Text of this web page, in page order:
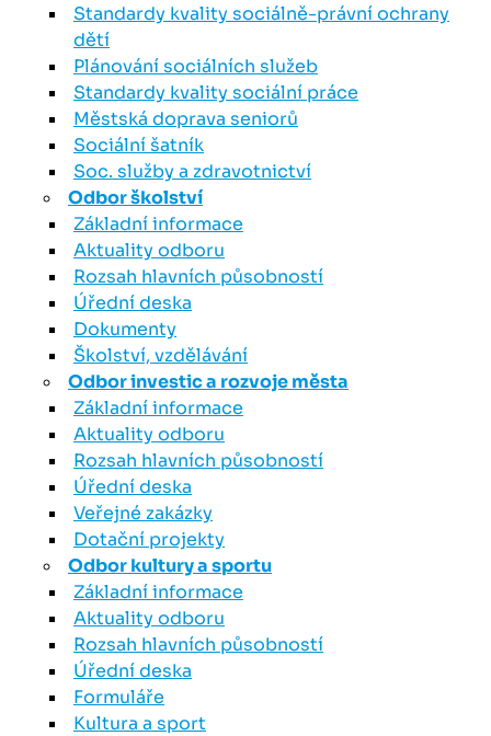
Standardy kvality sociálně-právní ochrany
dětí
Plánování sociálních služeb
Standardy kvality sociální práce
Městská doprava seniorů
Sociální šatník
Soc. služby a zdravotnictví
Odbor školství
Základní informace
Aktuality odboru
Rozsah hlavních působností
Úřední deska
Dokumenty
Školství, vzdělávání
Odbor investic a rozvoje města
Základní informace
Aktuality odboru
Rozsah hlavních působností
Úřední deska
Veřejné zakázky
Dotační projekty
Odbor kultury a sportu
Základní informace
Aktuality odboru
Rozsah hlavních působností
Úřední deska
Formuláře
Kultura a sport